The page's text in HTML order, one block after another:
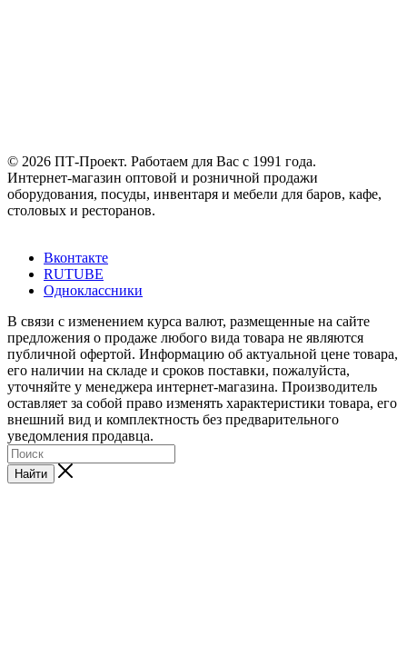
© 2026 ПТ-Проект. Работаем для Вас с 1991 года.
Интернет-магазин оптовой и розничной продажи
оборудования, посуды, инвентаря и мебели для баров, кафе,
столовых и ресторанов.
Вконтакте
RUTUBE
Одноклассники
В связи с изменением курса валют, размещенные на сайте
предложения о продаже любого вида товара не являются
публичной офертой. Информацию об актуальной цене товара,
его наличии на складе и сроков поставки, пожалуйста,
уточняйте у менеджера интернет-магазина. Производитель
оставляет за собой право изменять характеристики товара, его
внешний вид и комплектность без предварительного
уведомления продавца.
Найти